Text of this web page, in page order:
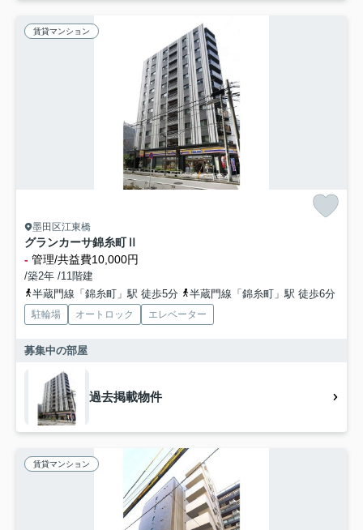
賃貸マンション
墨田区江東橋
グランカーサ錦糸町Ⅱ
- 管理/共益費10,000円
/築2年 /11階建
半蔵門線「錦糸町」駅 徒歩5分
半蔵門線「錦糸町」駅 徒歩6分
駐輪場 オートロック エレベーター
募集中の部屋
過去掲載物件
賃貸マンション